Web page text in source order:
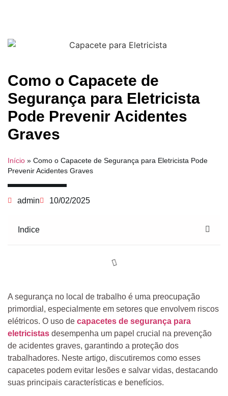
Como o Capacete de
Segurança para Eletricista
Pode Prevenir Acidentes
Graves
Início » Como o Capacete de Segurança para Eletricista Pode
Prevenir Acidentes Graves
admin 10/02/2025
Indice
A segurança no local de trabalho é uma preocupação
primordial, especialmente em setores que envolvem riscos
elétricos. O uso de capacetes de segurança para
eletricistas desempenha um papel crucial na prevenção
de acidentes graves, garantindo a proteção dos
trabalhadores. Neste artigo, discutiremos como esses
capacetes podem evitar lesões e salvar vidas, destacando
suas principais características e benefícios.